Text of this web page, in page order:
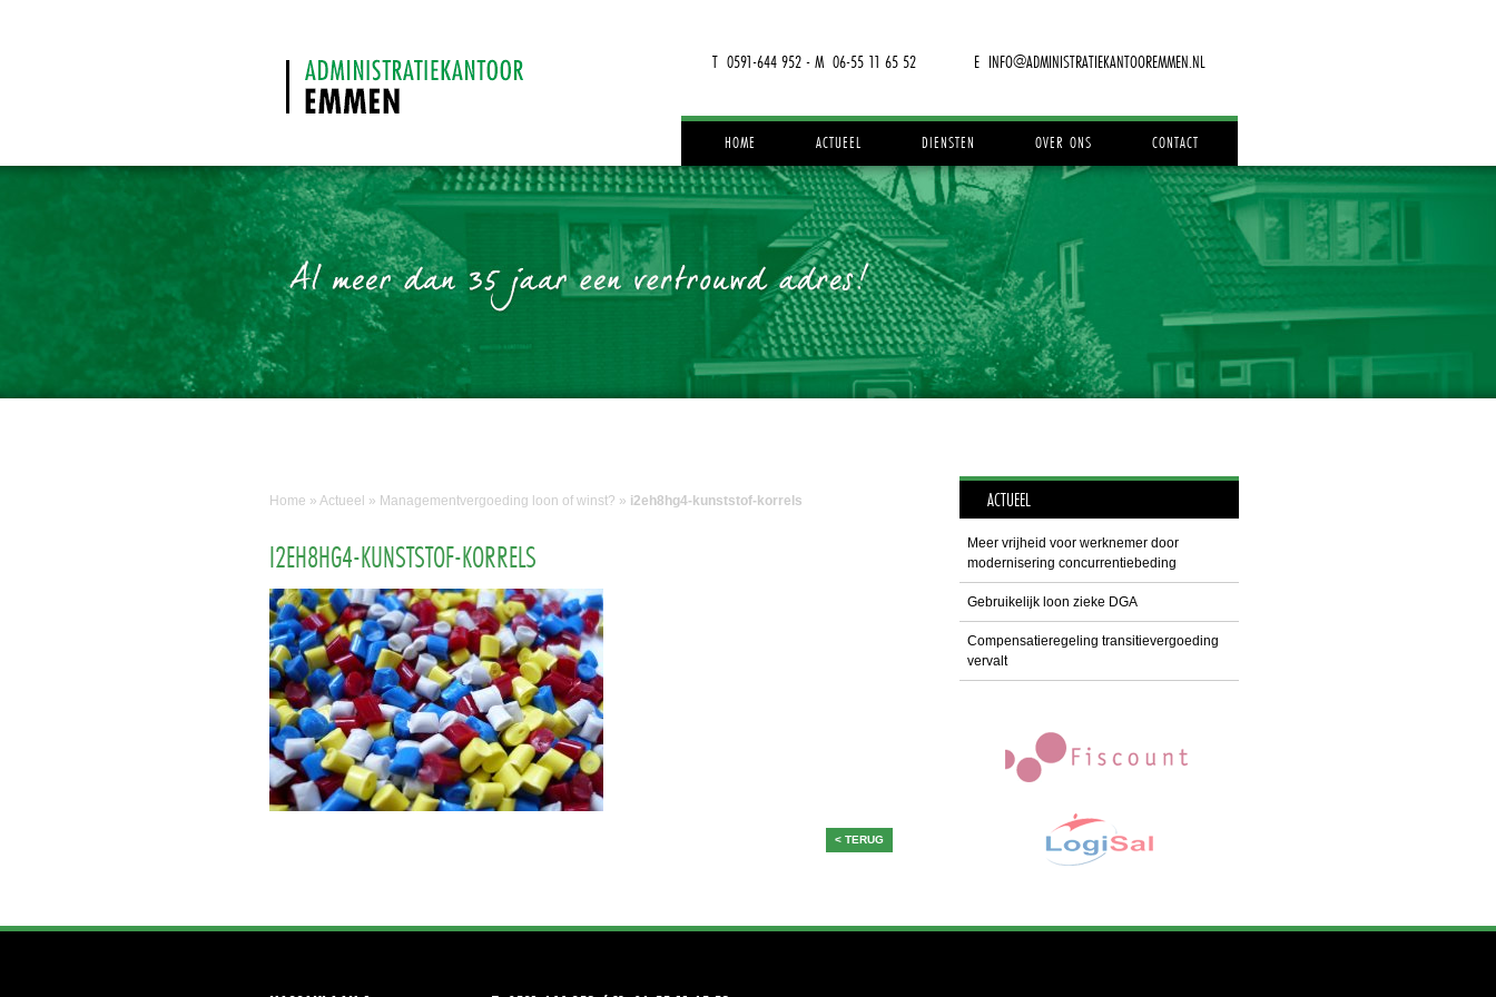
T 0591-644 952 - M 06-55 11 65 52 E INFO@ADMINISTRATIEKANTOOREMMEN.NL
HOME ACTUEEL DIENSTEN OVER ONS CONTACT
Home » Actueel » Managementvergoeding loon of winst? » i2eh8hg4-kunststof-korrels
I2EH8HG4-KUNSTSTOF-KORRELS
< TERUG
ACTUEEL
Meer vrijheid voor werknemer door
modernisering concurrentiebeding
Gebruikelijk loon zieke DGA
Compensatieregeling transitievergoeding
vervalt